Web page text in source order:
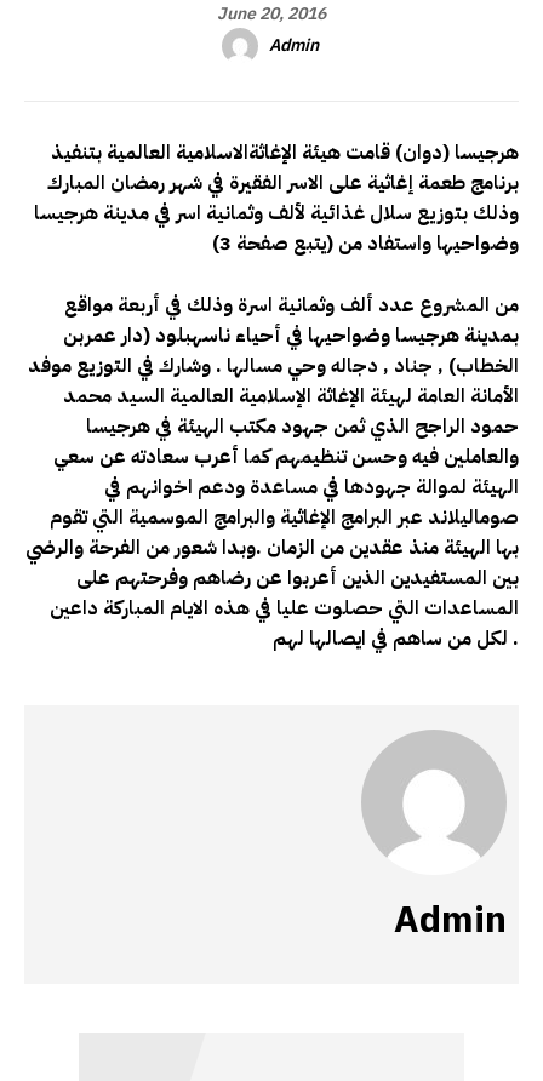
June 20, 2016
Admin
هرجيسا (دوان) قامت هيئة الإغاثةالاسلامية العالمية بتنفيذ
برنامج طعمة إغاثية على الاسر الفقيرة في شهر رمضان المبارك
وذلك بتوزيع سلال غذائية لألف وثمانية اسر في مدينة هرجيسا
وضواحيها واستفاد من (يتبع صفحة 3)
من المشروع عدد ألف وثمانية اسرة وذلك في أربعة مواقع
بمدينة هرجيسا وضواحيها في أحياء ناسهبلود (دار عمربن
الخطاب) , جناد , دجاله وحي مسالها . وشارك في التوزيع موفد
الأمانة العامة لهيئة الإغاثة الإسلامية العالمية السيد محمد
حمود الراجح الذي ثمن جهود مكتب الهيئة في هرجيسا
والعاملين فيه وحسن تنظيمهم كما أعرب سعادته عن سعي
الهيئة لموالة جهودها في مساعدة ودعم اخوانهم في
صوماليلاند عبر البرامج الإغاثية والبرامج الموسمية التي تقوم
بها الهيئة منذ عقدين من الزمان .وبدا شعور من الفرحة والرضي
بين المستفيدين الذين أعربوا عن رضاهم وفرحتهم على
المساعدات التي حصلوت عليا في هذه الايام المباركة داعين
لكل من ساهم في ايصالها لهم .
Admin